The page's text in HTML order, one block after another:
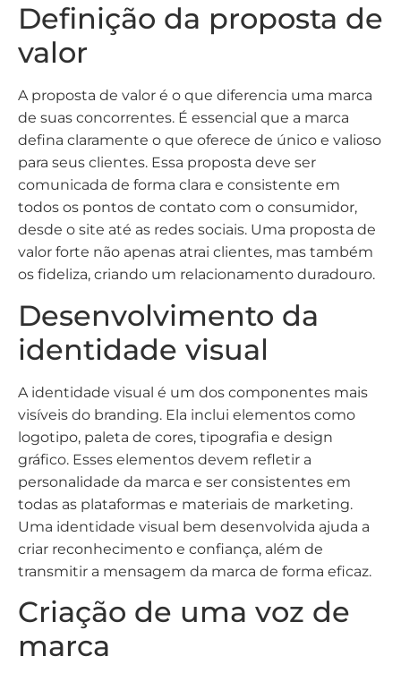
Definição da proposta de
valor
A proposta de valor é o que diferencia uma marca
de suas concorrentes. É essencial que a marca
defina claramente o que oferece de único e valioso
para seus clientes. Essa proposta deve ser
comunicada de forma clara e consistente em
todos os pontos de contato com o consumidor,
desde o site até as redes sociais. Uma proposta de
valor forte não apenas atrai clientes, mas também
os fideliza, criando um relacionamento duradouro.
Desenvolvimento da
identidade visual
A identidade visual é um dos componentes mais
visíveis do branding. Ela inclui elementos como
logotipo, paleta de cores, tipografia e design
gráfico. Esses elementos devem refletir a
personalidade da marca e ser consistentes em
todas as plataformas e materiais de marketing.
Uma identidade visual bem desenvolvida ajuda a
criar reconhecimento e confiança, além de
transmitir a mensagem da marca de forma eficaz.
Criação de uma voz de
marca